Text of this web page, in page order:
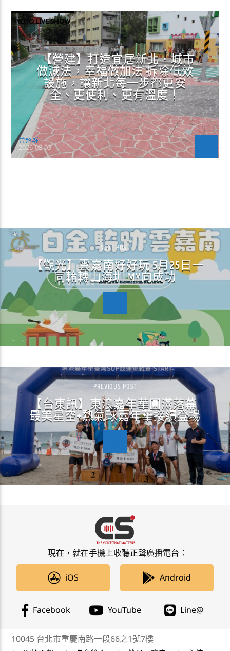
YOYO LIVE SHOW
【營建】打造宜居新北．城市
做減法，幸福做加法 拆除低效
設施，讓新北每一步都更安
全、更便利、更有溫度！
曾超群
2026-08-03
NEXT POST
【觀光】雲嘉南好好玩 5月25日一
同輪轉山海圳 MY向成功
PREVIOUS POST
【台東訊】東浪嘉年華圓滿落幕
最美星空+熱氣球嘉年華接續登場
現在，就在手機上收聽正聲廣播電台：
iOS Android
Facebook YouTube Line@
10045 台北市重慶南路一段66之1號7樓